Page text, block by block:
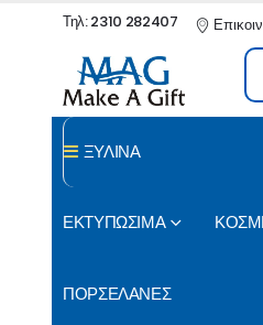
Τηλ: 2310 282407
ΞΥΛΙΝΑ
ΕΚΤΥΠΩΣΙΜΑ
ΠΟΡΣΕΛΑΝΕΣ